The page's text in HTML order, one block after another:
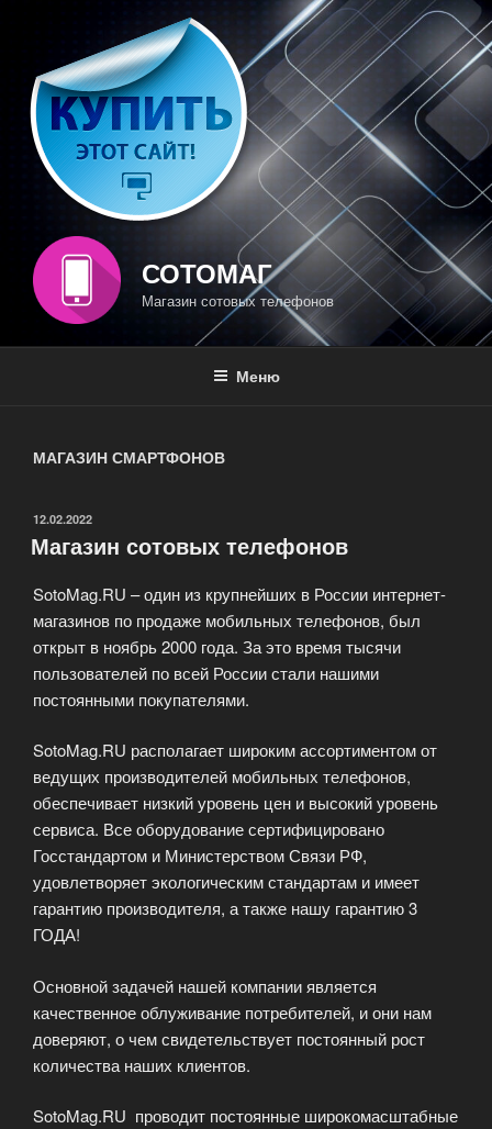
содержимому
СОТОМАГ
Магазин сотовых телефонов
Меню
МАГАЗИН СМАРТФОНОВ
ОПУБЛИКОВАНО
12.02.2022
Магазин сотовых телефонов
SotoMag.RU – один из крупнейших в России интернет-
магазинов по продаже мобильных телефонов, был
открыт в ноябрь 2000 года. За это время тысячи
пользователей по всей России стали нашими
постоянными покупателями.
SotoMag.RU располагает широким ассортиментом от
ведущих производителей мобильных телефонов,
обеспечивает низкий уровень цен и высокий уровень
сервиса. Все оборудование сертифицировано
Госстандартом и Министерством Связи РФ,
удовлетворяет экологическим стандартам и имеет
гарантию производителя, а также нашу гарантию 3
ГОДА!
Основной задачей нашей компании является
качественное облуживание потребителей, и они нам
доверяют, о чем свидетельствует постоянный рост
количества наших клиентов.
SotoMag.RU проводит постоянные широкомасштабные